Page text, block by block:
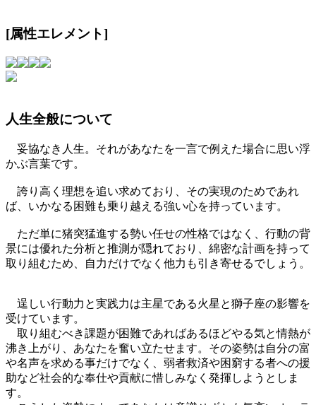
[属性エレメント]
人生全般について
妥協なき人生。それがあなたを一言で例えた場合に思い浮
かぶ言葉です。
誇り高く理想を追い求めており、その実現のためであれ
ば、いかなる困難も乗り越える強い心を持っています。
ただ単に猪突猛進する勢い任せの性格ではなく、行動の背
景には優れた分析と推測が隠れており、綿密な計画を持って
取り組むため、自力だけでなく他力も引き寄せるでしょう。
逞しい行動力と実践力は主星である火星と獅子座の影響を
受けています。
取り組むべき課題が困難であればあるほどやる気と情熱が
沸き上がり、あなたを奮い立たせます。その姿勢は自分の富
や名声を求める事だけでなく、弱者救済や困窮する者への援
助など社会的な奉仕や貢献に惜しみなく発揮しようとしま
す。